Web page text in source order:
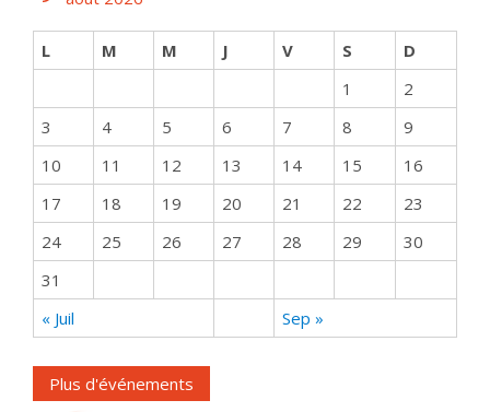
L M M J V S
D
1
2
3
4 5 6 7 8
9
10
11 12 13 14 15
16
17
18 19 20 21 22
23
24
25 26 27 28 29
30
31
« Juil
Sep »
Plus d'événements